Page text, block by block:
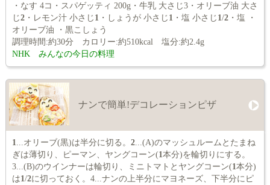
・なす 4コ・スパゲッティ 200g・牛乳 大さじ3・オリーブ油 大さ
じ2・レモン汁 小さじ 1 ・しょうが 小さじ 1 ・塩 小さじ 1 /2・塩 ・
オリーブ油 ・黒こしょう
調理時間:約30分 カロリー:約510kcal 塩分:約2.4g
NHK みんなの今日の料理
ナンで簡単!デコレーションピザ
1 ...オリーブ(黒)は半分に切る。 2...(A)のマッシュルームとたまね
ぎは薄切り、ピーマン、ヤングコーン(1 本分)を輪切りにする。
3...(B)のウインナーは輪切り、ミニトマトとヤングコーン(1 本分)
は1 /2に切っておく。4...ナンの上半分にマヨネーズ、下半分にピ